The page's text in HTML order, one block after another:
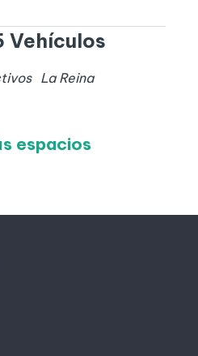
Vehículos
La Reina
espacios